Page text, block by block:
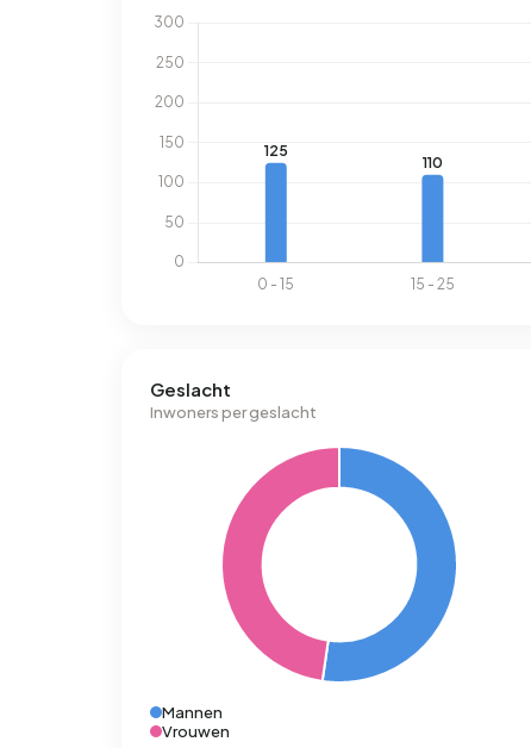
Geslacht
Inwoners per geslacht
Mannen
Vrouwen